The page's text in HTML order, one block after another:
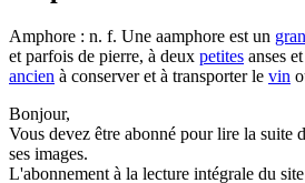
Amphore : n. f. Une aamphore est un
et parfois de pierre, à deux petites anses
ancien à conserver et à transporter le vin
Bonjour,
Vous devez être abonné pour lire la suite
ses images.
L'abonnement à la lecture intégrale du